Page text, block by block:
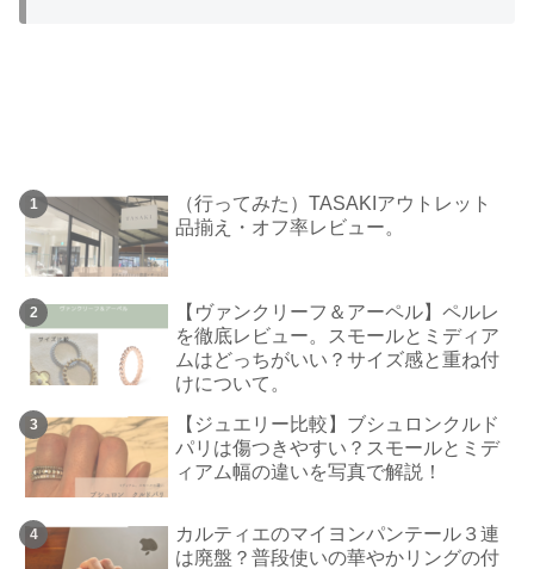
（行ってみた）TASAKIアウトレット
品揃え・オフ率レビュー。
【ヴァンクリーフ＆アーペル】ペルレ
を徹底レビュー。スモールとミディア
ムはどっちがいい？サイズ感と重ね付
けについて。
【ジュエリー比較】ブシュロンクルド
パリは傷つきやすい？スモールとミデ
ィアム幅の違いを写真で解説！
カルティエのマイヨンパンテール３連
は廃盤？普段使いの華やかリングの付